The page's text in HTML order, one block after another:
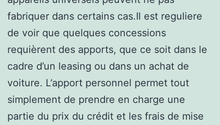
fabriquer dans certains cas.Il est reguliere
de voir que quelques concessions
requièrent des apports, que ce soit dans le
cadre d’un leasing ou dans un achat de
voiture. L’apport personnel permet tout
simplement de prendre en charge une
partie du prix du crédit et les frais de mise